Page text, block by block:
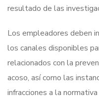
resultado de las
Los empleadores deben
los canales disponibles
relacionados con la
acoso, así como las
infracciones a la